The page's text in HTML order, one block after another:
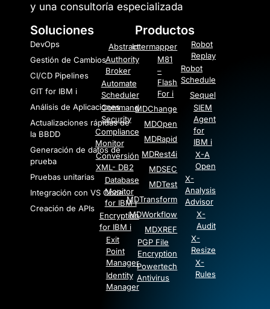
y una consultoría especializada
Soluciones
DevOps
Gestión de Cambios
CI/CD Pipelines
GIT for IBM i
Análisis de Aplicaciones
Actualizaciones rápidas de
la BBDD
Generación de datos de
prueba
Pruebas unitarias
Integración con VS Code
Creación de APIs
Productos
Abstract
Authority
Broker
Automate
Scheduler
Command
Security
Compliance
Monitor
Conversión
XML- DB2
Database
Monitor
for IBM i
Encryption
for IBM i
Exit
Point
Manager
Identity
Manager
Intermapper
M81
–
Flash
For i
MDChange
MDOpen
MDRapid
MDRest4i
MDSEC
MDTest
MDTransform
MDWorkflow
MDXREF
PGP File
Encryption
Powertech
Antivirus
Robot
Replay
Robot
Schedule
Sequel
SIEM
Agent
for
IBM i
X-A
Open
X-
Analysis
Advisor
X-
Audit
X-
Resize
X-
Rules